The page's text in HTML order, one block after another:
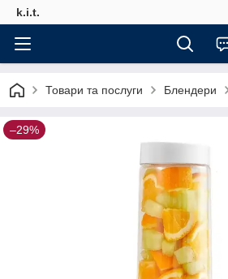
k.i.t.
Товари та послуги Блендери
–29%